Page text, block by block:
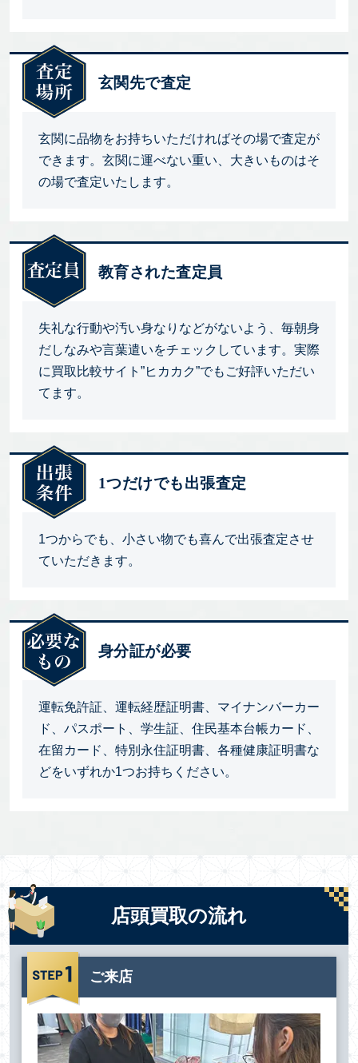
玄関先で査定
玄関に品物をお持ちいただければその場で査定が
できます。玄関に運べない重い、大きいものはそ
の場で査定いたします。
教育された査定員
失礼な行動や汚い身なりなどがないよう、毎朝身
だしなみや言葉遣いをチェックしています。実際
に買取比較サイト”ヒカカク”でもご好評いただい
てます。
1つだけでも出張査定
1つからでも、小さい物でも喜んで出張査定させ
ていただきます。
身分証が必要
運転免許証、運転経歴証明書、マイナンバーカー
ド、パスポート、学生証、住民基本台帳カード、
在留カード、特別永住証明書、各種健康証明書な
どをいずれか1つお持ちください。
店頭買取の流れ
ご来店